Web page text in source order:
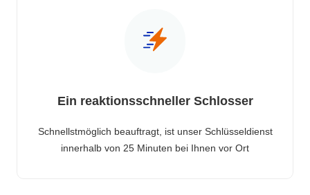
Ein reaktionsschneller Schlosser
Schnellstmöglich beauftragt, ist unser Schlüsseldienst
innerhalb von 25 Minuten bei Ihnen vor Ort